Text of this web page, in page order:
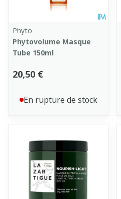
Phyto
Phytovolume Masque
Tube 150ml
20,50 €
En rupture de stock